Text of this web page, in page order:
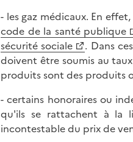
- les gaz médicaux. En
code de la santé publique
sécurité sociale
. Dans
doivent être soumis au
produits sont des produits
- certains honoraires ou
qu'ils se rattachent à la
incontestable du prix de